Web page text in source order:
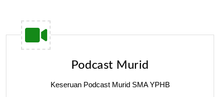
Podcast Murid
Keseruan Podcast Murid SMA YPHB